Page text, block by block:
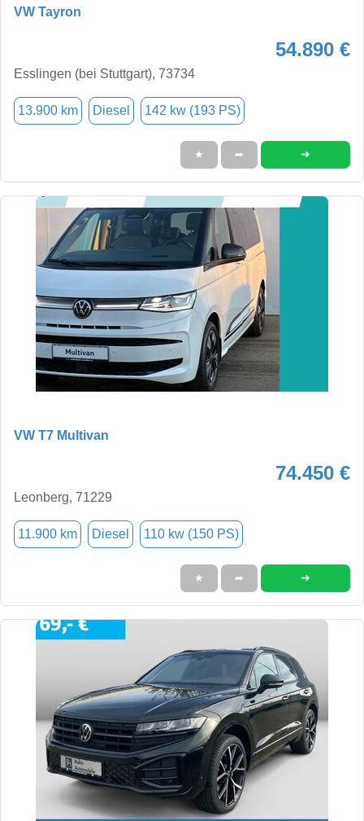
VW Tayron
54.890 €
Esslingen (bei Stuttgart), 73734
13.900 km Diesel 142 kw (193 PS)
★ ➦ ➜
VW T7 Multivan
74.450 €
Leonberg, 71229
11.900 km Diesel 110 kw (150 PS)
★ ➦ ➜